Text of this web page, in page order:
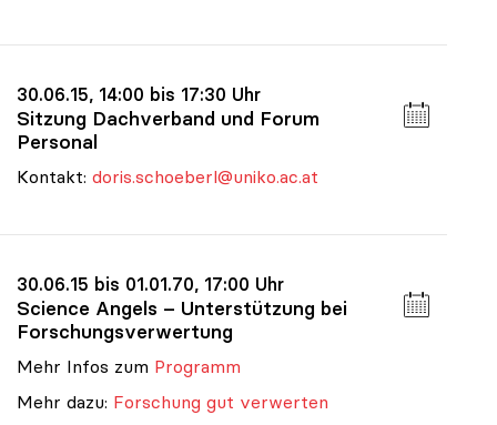
30.06.15, 14:00 bis 17:30 Uhr
Sitzung Dachverband und Forum
Personal
Kontakt: doris.schoeberl@uniko.ac.at
30.06.15 bis 01.01.70, 17:00 Uhr
Science Angels – Unterstützung bei
Forschungsverwertung
Mehr Infos zum Programm
Mehr dazu: Forschung gut verwerten